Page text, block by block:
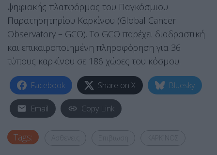
ψηφιακής πλατφόρμας του Παγκόσμιου
Παρατηρητηρίου Καρκίνου (Global Cancer
Observatory – GCO). Το GCO παρέχει διαδραστική
και επικαιροποιημένη πληροφόρηση για 36
τύπους καρκίνου σε 186 χώρες του κόσμου.
Facebook Share on X Bluesky
Email Copy Link
Tags: